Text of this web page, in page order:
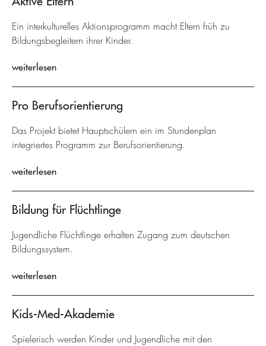
Ein interkulturelles Aktionsprogramm macht Eltern früh zu
Bildungsbegleitern ihrer Kinder.
weiterlesen
Pro Berufsorientierung
Das Projekt bietet Hauptschülern ein im Stundenplan
integriertes Programm zur Berufsorientierung.
weiterlesen
Bildung für Flüchtlinge
Jugendliche Flüchtlinge erhalten Zugang zum deutschen
Bildungssystem.
weiterlesen
Kids-Med-Akademie
Spielerisch werden Kinder und Jugendliche mit den